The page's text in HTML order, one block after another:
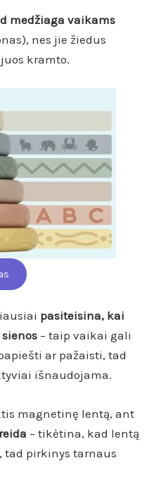
medžiaga vaikams
nes jie žiedus
kramto.
pasiteisina, kai
– taip vaikai gali
ar pažaisti, tad
išnaudojama.
magnetinę lentą, ant
– tikėtina, kad lentą
tad pirkinys tarnaus